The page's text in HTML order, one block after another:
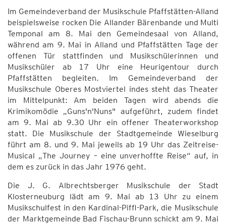
Im Gemeindeverband der Musikschule Pfaffstätten-Alland
beispielsweise rocken Die Allander Bärenbande und Multi
Temponal am 8. Mai den Gemeindesaal von Alland,
während am 9. Mai in Alland und Pfaffstätten Tage der
offenen Tür stattfinden und Musikschülerinnen und
Musikschüler ab 17 Uhr eine Heurigentour durch
Pfaffstätten begleiten. Im Gemeindeverband der
Musikschule Oberes Mostviertel indes steht das Theater
im Mittelpunkt: Am beiden Tagen wird abends die
Krimikomödie „Guns'n'Nuns" aufgeführt, zudem findet
am 9. Mai ab 9.30 Uhr ein offener Theaterworkshop
statt. Die Musikschule der Stadtgemeinde Wieselburg
führt am 8. und 9. Mai jeweils ab 19 Uhr das Zeitreise-
Musical „The Journey – eine unverhoffte Reise“ auf, in
dem es zurück in das Jahr 1976 geht.
Die J. G. Albrechtsberger Musikschule der Stadt
Klosterneuburg lädt am 9. Mai ab 13 Uhr zu einem
Musikschulfest in den Kardinal-Piffl-Park, die Musikschule
der Marktgemeinde Bad Fischau-Brunn schickt am 9. Mai